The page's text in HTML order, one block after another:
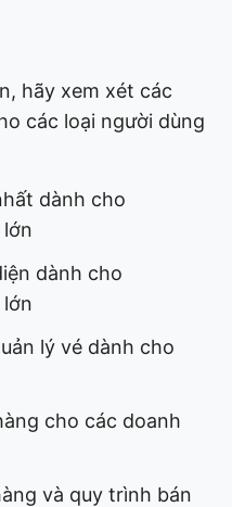
hãy xem xét các
các loại người dùng
dành cho
dành cho
lý vé dành cho
cho các doanh
và quy trình bán